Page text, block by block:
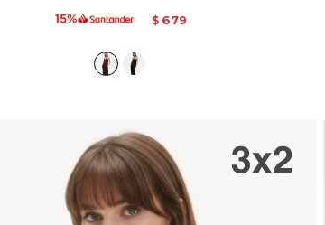
$ 679